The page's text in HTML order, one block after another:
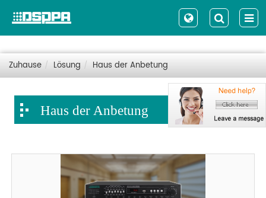
Zuhause Lösung Haus der Anbetung
Haus der Anbetung